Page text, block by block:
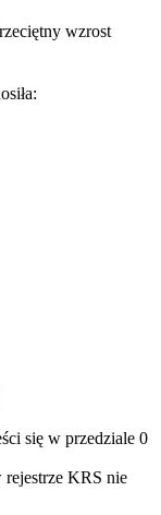
wzrost
się w przedziale 0
KRS nie